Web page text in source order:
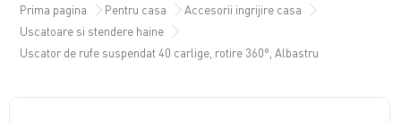
Prima pagina Pentru casa
Accesorii ingrijire casa
Uscatoare si stendere haine
Uscator de rufe suspendat 40 carlige, rotire 360°, Albastru